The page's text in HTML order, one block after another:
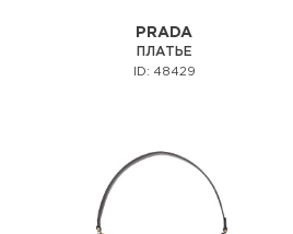
PRADA
ПЛАТЬЕ
ID: 48429